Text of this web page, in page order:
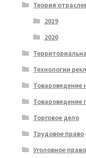
Теория
2019
2020
Технологии
Товароведение
Товароведение
Торговое дело
Трудовое право
Уголовное право